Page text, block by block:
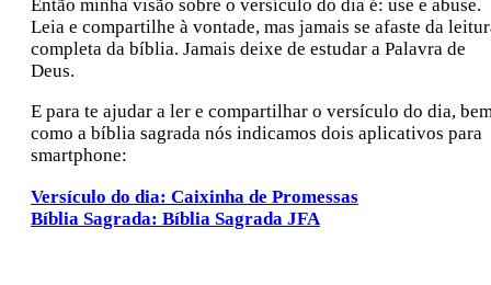
Então minha visão sobre o versículo do dia é: use e abuse.
Leia e compartilhe à vontade, mas jamais se afaste da
completa da bíblia. Jamais deixe de estudar a Palavra de
Deus.
E para te ajudar a ler e compartilhar o versículo do dia,
como a bíblia sagrada nós indicamos dois aplicativos para
smartphone:
Versículo do dia: Caixinha de Promessas
Bíblia Sagrada: Bíblia Sagrada JFA